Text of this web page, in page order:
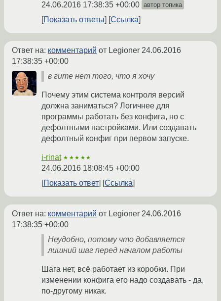
24.06.2016 17:38:35 +00:00 автор топика
Показать ответы Ссылка
Ответ на: комментарий от Legioner 24.06.2016
17:38:35 +00:00
в гите нет того, что я хочу
Почему этим система контроля версий
должна заниматься? Логичнее для
программы работать без конфига, но с
дефолтными настройками. Или создавать
дефолтный конфиг при первом запуске.
i-rinat ★★★★★
24.06.2016 18:08:45 +00:00
Показать ответ
Ссылка
Ответ на: комментарий от Legioner 24.06.2016
17:38:35 +00:00
Неудобно, потому что добавляется
лишний шаг перед началом работы
Шага нет, всё работает из коробки. При
изменении конфига его надо создавать - да,
по-другому никак.